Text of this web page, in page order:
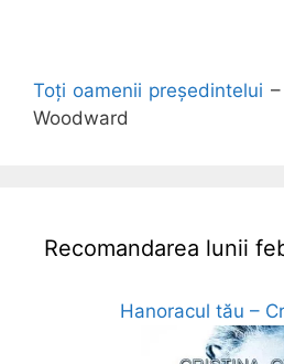
Toți oamenii președintelui
Woodward
Recomandarea lunii
Hanoracul tău –